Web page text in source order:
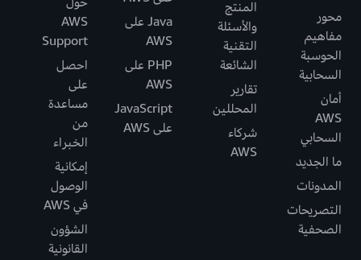
محور
مفاهيم
الحوسبة
السحابية
أمان
AWS
السحابي
ما الجديد
المدونات
التصريحات
الصحفية
المنتج
والأسئلة
التقنية
الشائعة
تقارير
المحللين
شركاء
AWS
Java على
AWS
PHP على
AWS
JavaScript
على AWS
AWS
Support
احصل
على
مساعدة
من
الخبراء
إمكانية
الوصول
في AWS
الشؤون
القانونية